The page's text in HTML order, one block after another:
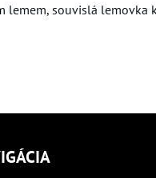
souvislá